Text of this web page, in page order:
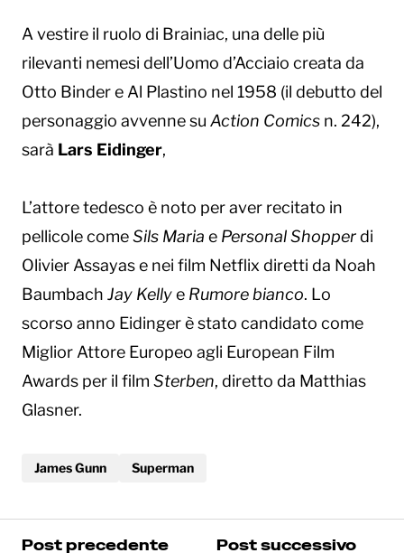
A vestire il ruolo di Brainiac, una delle più
rilevanti nemesi dell’Uomo d’Acciaio creata da
Otto Binder e Al Plastino nel 1958 (il debutto del
personaggio avvenne su Action Comics n. 242),
sarà Lars Eidinger,
L’attore tedesco è noto per aver recitato in
pellicole comeSils Maria e Personal Shopperdi
Olivier Assayas e nei film Netflix diretti da Noah
Baumbach Jay Kellye Rumore bianco. Lo
scorso anno Eidinger è stato candidato come
Miglior Attore Europeo agli European Film
Awards per il film Sterben, diretto da Matthias
Glasner.
James Gunn Superman
Post precedente Post successivo